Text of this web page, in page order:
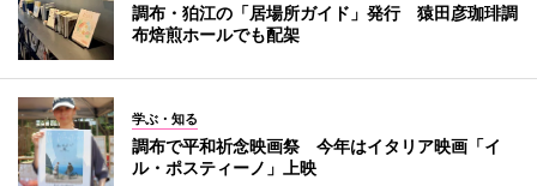
調布・狛江の「居場所ガイド」発行 猿田彦珈琲調
布焙煎ホールでも配架
学ぶ・知る
調布で平和祈念映画祭 今年はイタリア映画「イ
ル・ポスティーノ」上映